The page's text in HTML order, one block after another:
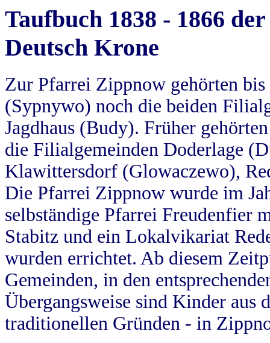
Taufbuch 1838 - 1866
Deutsch Krone
Zur Pfarrei Zippnow gehörten
(Sypnywo) noch die beiden
Jagdhaus (Budy). Früher
die Filialgemeinden Doderlage
Klawittersdorf (Glowaczewo),
Die Pfarrei Zippnow wurde im
selbständige Pfarrei Freudenfier
Stabitz und ein Lokalvikariat
wurden errichtet. Ab diesem
Gemeinden, in den
Übergangsweise sind Kinder aus
traditionellen Gründen - in